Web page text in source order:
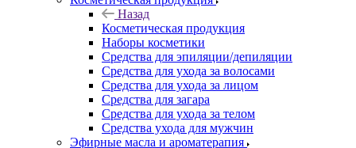
Назад
Косметическая продукция
Наборы косметики
Средства для эпиляции/депиляции
Средства для ухода за волосами
Средства для ухода за лицом
Средства для загара
Средства для ухода за телом
Средства ухода для мужчин
Эфирные масла и ароматерапия